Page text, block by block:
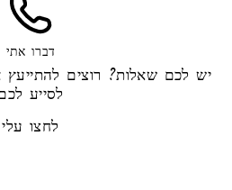
דברו אתי
יש לכם שאלות? רוצים להתייעץ
לסייע
לחצו עלי